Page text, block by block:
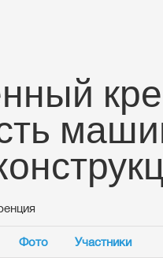
Фото Участники